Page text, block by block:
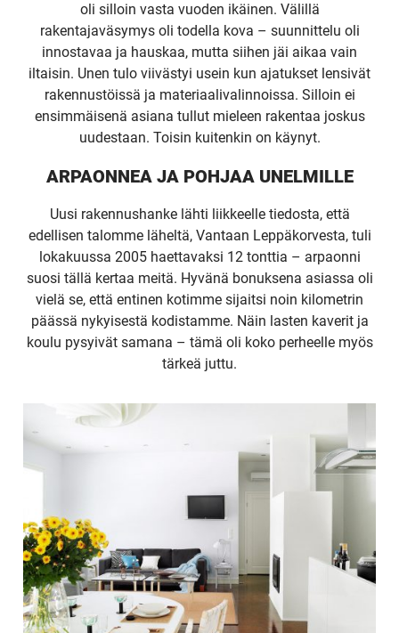
oli silloin vasta vuoden ikäinen. Välillä
rakentajaväsymys oli todella kova – suunnittelu oli
innostavaa ja hauskaa, mutta siihen jäi aikaa vain
iltaisin. Unen tulo viivästyi usein kun ajatukset lensivät
rakennustöissä ja materiaalivalinnoissa. Silloin ei
ensimmäisenä asiana tullut mieleen rakentaa joskus
uudestaan. Toisin kuitenkin on käynyt.
ARPAONNEA JA POHJAA UNELMILLE
Uusi rakennushanke lähti liikkeelle tiedosta, että
edellisen talomme läheltä, Vantaan Leppäkorvesta, tuli
lokakuussa 2005 haettavaksi 12 tonttia – arpaonni
suosi tällä kertaa meitä. Hyvänä bonuksena asiassa oli
vielä se, että entinen kotimme sijaitsi noin kilometrin
päässä nykyisestä kodistamme. Näin lasten kaverit ja
koulu pysyivät samana – tämä oli koko perheelle myös
tärkeä juttu.